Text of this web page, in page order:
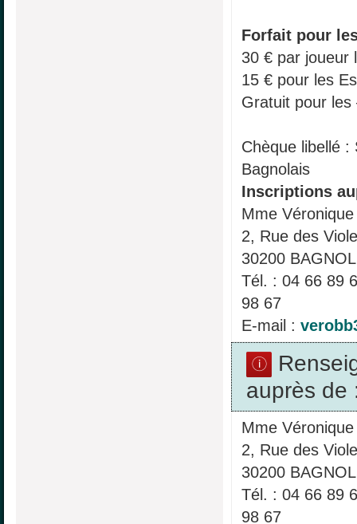
Forfait pour
30 € par joueur
15 € pour les
Gratuit pour les
Chèque libellé :
Bagnolais
Inscriptions
Mme
2, Rue des
30200
Tél. : 04 66 89
98 67
E-mail :
auprès de
Mme
2, Rue des
30200
Tél. : 04 66 89
98 67